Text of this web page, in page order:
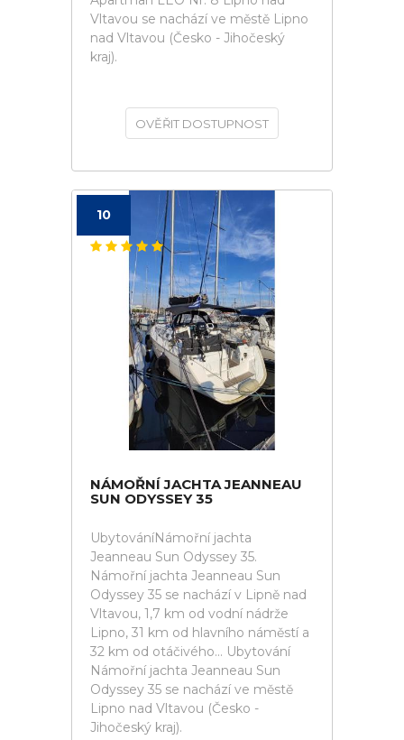
Vltavou se nachází ve městě Lipno
nad Vltavou (Česko - Jihočeský
kraj).
OVĚŘIT DOSTUPNOST
10
NÁMOŘNÍ JACHTA JEANNEAU
SUN ODYSSEY 35
UbytováníNámořní jachta
Jeanneau Sun Odyssey 35.
Námořní jachta Jeanneau Sun
Odyssey 35 se nachází v Lipně nad
Vltavou, 1,7 km od vodní nádrže
Lipno, 31 km od hlavního náměstí a
32 km od otáčivého... Ubytování
Námořní jachta Jeanneau Sun
Odyssey 35 se nachází ve městě
Lipno nad Vltavou (Česko -
Jihočeský kraj).